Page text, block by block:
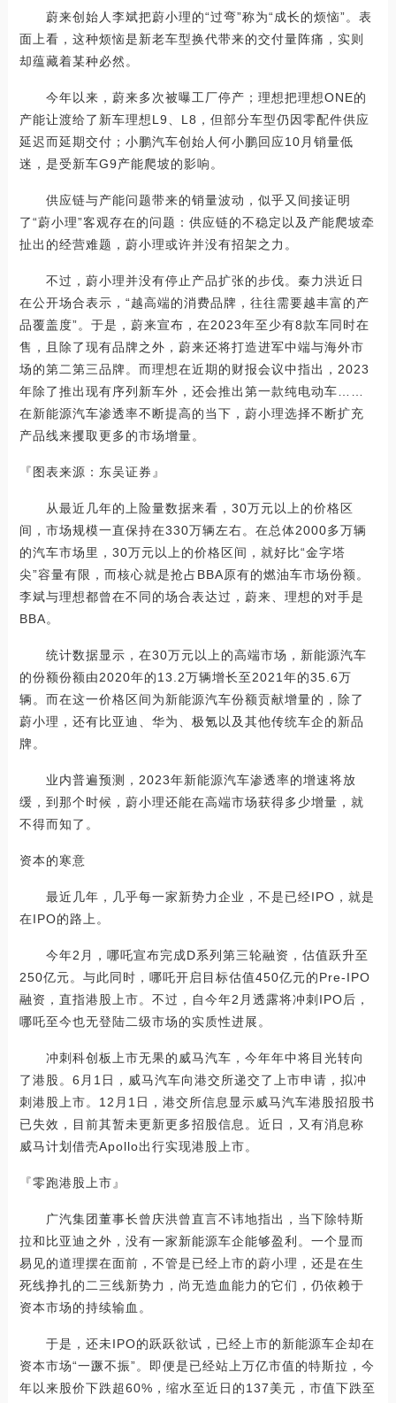
蔚来创始人李斌把蔚小理的“过弯”称为“成长的烦恼”。表
面上看，这种烦恼是新老车型换代带来的交付量阵痛，实则
却蕴藏着某种必然。
今年以来，蔚来多次被曝工厂停产；理想把理想ONE的
产能让渡给了新车理想L9、L8，但部分车型仍因零配件供应
延迟而延期交付；小鹏汽车创始人何小鹏回应10月销量低
迷，是受新车G9产能爬坡的影响。
供应链与产能问题带来的销量波动，似乎又间接证明
了“蔚小理”客观存在的问题：供应链的不稳定以及产能爬坡牵
扯出的经营难题，蔚小理或许并没有招架之力。
不过，蔚小理并没有停止产品扩张的步伐。秦力洪近日
在公开场合表示，“越高端的消费品牌，往往需要越丰富的产
品覆盖度”。于是，蔚来宣布，在2023年至少有8款车同时在
售，且除了现有品牌之外，蔚来还将打造进军中端与海外市
场的第二第三品牌。而理想在近期的财报会议中指出，2023
年除了推出现有序列新车外，还会推出第一款纯电动车……
在新能源汽车渗透率不断提高的当下，蔚小理选择不断扩充
产品线来攫取更多的市场增量。
『图表来源：东吴证券』
从最近几年的上险量数据来看，30万元以上的价格区
间，市场规模一直保持在330万辆左右。在总体2000多万辆
的汽车市场里，30万元以上的价格区间，就好比“金字塔
尖”容量有限，而核心就是抢占BBA原有的燃油车市场份额。
李斌与理想都曾在不同的场合表达过，蔚来、理想的对手是
BBA。
统计数据显示，在30万元以上的高端市场，新能源汽车
的份额份额由2020年的13.2万辆增长至2021年的35.6万
辆。而在这一价格区间为新能源汽车份额贡献增量的，除了
蔚小理，还有比亚迪、华为、极氪以及其他传统车企的新品
牌。
业内普遍预测，2023年新能源汽车渗透率的增速将放
缓，到那个时候，蔚小理还能在高端市场获得多少增量，就
不得而知了。
资本的寒意
最近几年，几乎每一家新势力企业，不是已经IPO，就是
在IPO的路上。
今年2月，哪吒宣布完成D系列第三轮融资，估值跃升至
250亿元。与此同时，哪吒开启目标估值450亿元的Pre-IPO
融资，直指港股上市。不过，自今年2月透露将冲刺IPO后，
哪吒至今也无登陆二级市场的实质性进展。
冲刺科创板上市无果的威马汽车，今年年中将目光转向
了港股。6月1日，威马汽车向港交所递交了上市申请，拟冲
刺港股上市。12月1日，港交所信息显示威马汽车港股招股书
已失效，目前其暂未更新更多招股信息。近日，又有消息称
威马计划借壳Apollo出行实现港股上市。
『零跑港股上市』
广汽集团董事长曾庆洪曾直言不讳地指出，当下除特斯
拉和比亚迪之外，没有一家新能源车企能够盈利。一个显而
易见的道理摆在面前，不管是已经上市的蔚小理，还是在生
死线挣扎的二三线新势力，尚无造血能力的它们，仍依赖于
资本市场的持续输血。
于是，还未IPO的跃跃欲试，已经上市的新能源车企却在
资本市场“一蹶不振”。即便是已经站上万亿市值的特斯拉，今
年以来股价下跌超60%，缩水至近日的137美元，市值下跌至